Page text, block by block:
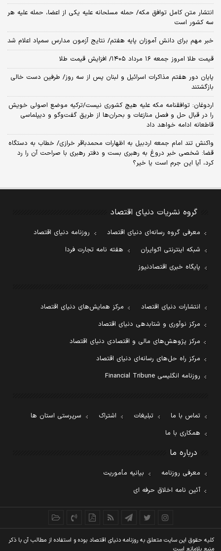
انتشار متن کامل توافق مکه/ حمله مسلحانه علیه یکی از اعضا، حمله علیه هر
سه کشور است
خبر مهم برای دانش آموزان پایه هفتم/ نتایج آزمون مدارس سمپاد اعلام شد
قیمت طلا امروز جمعه ۱۶ مرداد ۱۴۰۵/ افزایش قیمت طلا
پایان دور هفتم مذاکرات اسرائیل و لبنان پس از سه روز/ طرفین دست خالی
بازگشتند
اردوغان: توافقنامه مکه علیه هیچ کشوری نیست/ترکیه موضع اصولی خویش
را در قبال حل و فصل منازعات و بحران‌ها از طریق گفت‌وگو و دیپلماسی
قاطعانه ادامه خواهد داد
واکنش تند امام جمعه اردبیل به اظهارات محمدباقر خرازی/ خطاب به دستگاه
قضا: شخصی خبر دروغ به رهبری بست و دفتر رهبری با صراحت آن را رد
کرد، آیا این جرم است یا خیر؟
گروه نشریات دنیای اقتصاد
معرفی گروه رسانه‌ای دنیای اقتصاد
روزنامه دنیای اقتصاد
شبکه اینترنتی اکوایران
هفته نامه تجارت فردا
پایگاه خبری اقتصادنیوز
انتشارات دنیای اقتصاد
مرکز همایش‌های دنیای اقتصاد
مرکز نوآوری و شتابدهی دنیای اقتصاد
مرکز پژوهش‌های مالی و اقتصادی دنیای اقتصاد
مرکز راه حل‌های رسانه‌ای دنیای اقتصاد
روزنامه انگلیسی Financial Tribune
تماس با ما تبلیغات اشتراک
سرپرستی استان ها
همکاری با ما
درباره ما
معرفی روزنامه
بیانیه مأموریت
آئین نامه اخلاق حرفه ای
کليه حقوق اين سايت متعلق به روزنامه دنيای اقتصاد بوده و استفاده از مطالب آن با ذکر
منبع بلامانع است